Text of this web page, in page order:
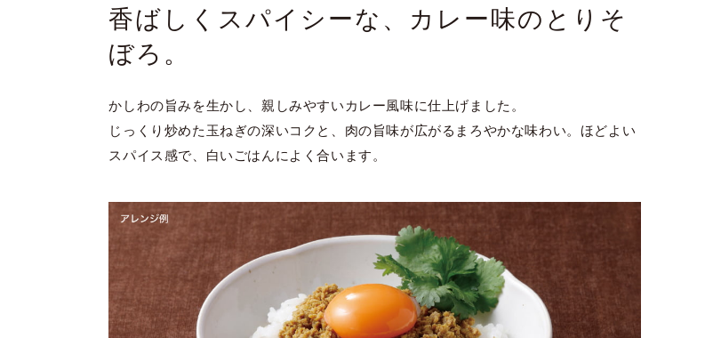
香ばしくスパイシーな、カレー味のとりそ
ぼろ。
かしわの旨みを生かし、親しみやすいカレー風味に仕上げました。
じっくり炒めた玉ねぎの深いコクと、肉の旨味が広がるまろやかな味わい。ほどよい
スパイス感で、白いごはんによく合います。